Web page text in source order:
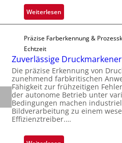
n
e
e
a
c
t
s
S
r
r
n
m
D
a
r
k
V
s
c
h
i
p
l
a
n
t
Ü
b
e
Weiterlesen:
Z
d
r
L
a
b
s
b
u
Präzise Farberkennung &
Echtzeit
Zuverlässige
Die präzise Erkennung von
zunehmend farbkritischen
Fähigkeit zur frühzeitigen
der autonome Betrieb unter
Bedingungen machen
Bildverarbeitung zu einem
Effizienztreiber.…